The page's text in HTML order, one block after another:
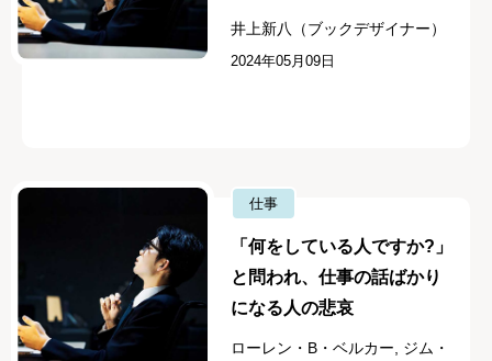
井上新八（ブックデザイナー）
2024年05月09日
仕事
「何をしている人ですか?」
と問われ、仕事の話ばかり
になる人の悲哀
ローレン・B・ベルカー, ジム・